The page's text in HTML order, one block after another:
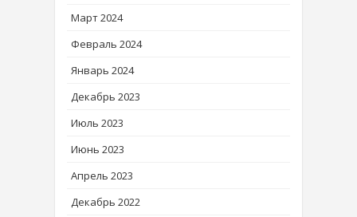
Март 2024
Февраль 2024
Январь 2024
Декабрь 2023
Июль 2023
Июнь 2023
Апрель 2023
Декабрь 2022